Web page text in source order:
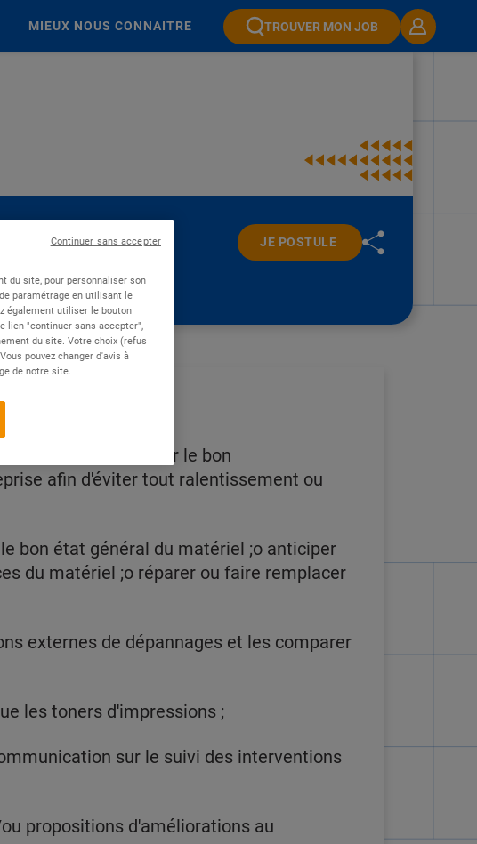
MIEUX NOUS CONNAITRE TROUVER MON JOB
JE POSTULE
en charge d'assurer le bon
afin d'éviter tout ralentissement ou
bon état général du matériel ;o anticiper
du matériel ;o réparer ou faire remplacer
externes de dépannages et les comparer
les toners d'impressions ;
sur le suivi des interventions
propositions d'améliorations au
du site, pour personnaliser son
paramétrage en utilisant le
également utiliser le bouton
lien "continuer sans accepter",
du site. Votre choix (refus
pouvez changer d'avis à
de notre site.
Continuer sans accepter